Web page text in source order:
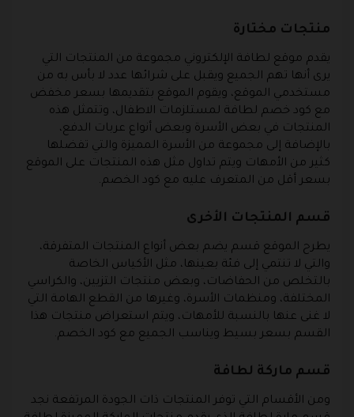
منتجات مختارة
يقدم موقع لطافة الإلكتروني مجموعة من المنتجات التي
يرى أنها تهم الجميع ويقبل على شرائها عدد لا بأس به من
مستخدمي الموقع، ويقوم الموقع بتقديمها بسعر مخفض
مع كود خصم لطافة لمستلزمات الاطفال، وتتمثل هذه
المنتجات في بعض الأسرة وبعض أنواع عربات الدفع،
بالإضافة إلى مجموعة من الأسرة المميزة والتي تفضلها
كثير من الأمهات ويتم تداول مثل هذه المنتجات على الموقع
بسعر أقل من المتعرف عليه مع كود الخصم.
قسم المنتجات الأخرى
يطرح الموقع قسم يضم بعض أنواع المنتجات المتفرقة،
والتي لا تنتمي إلى فئة بعينها، مثل الأكياس الخاصة
بالتخلص من الحفاضات، وبعض منتجات التزيين، والكراسي
المختلفة، ومنظمات الأسرة، وغيرها من القطع الهامة التي
لا غنى عنها بالنسبة للأمهات، ويتم استعراض منتجات هذا
القسم بسعر بسيط ويناسب الجميع مع كود الخصم.
قسم ماركة لطافة
ومن الأقسام التي توفر المنتجات ذات الجودة المرتفعة نجد